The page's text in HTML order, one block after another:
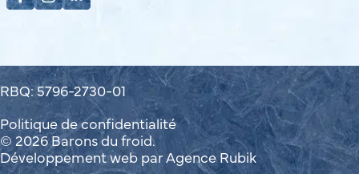
RBQ: 5796-2730-01
Politique de confidentialité
© 2026 Barons du froid.
Développement web parAgence Rubik